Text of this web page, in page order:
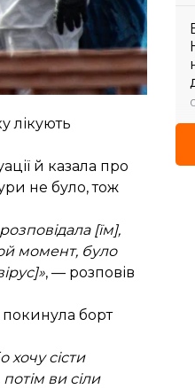
лікують
й казала про
не було, тож
[їм],
момент, було
, — розповів
борт
хочу сісти
ви сіли